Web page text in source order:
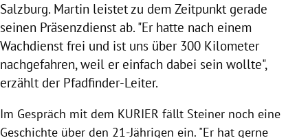
Salzburg. Martin leistet zu dem Zeitpunkt gerade
seinen Präsenzdienst ab. "Er hatte nach einem
Wachdienst frei und ist uns über 300 Kilometer
nachgefahren, weil er einfach dabei sein wollte",
erzählt der Pfadfinder-Leiter.
Im Gespräch mit dem KURIER fällt Steiner noch eine
Geschichte über den 21-Jährigen ein. "Er hat gerne